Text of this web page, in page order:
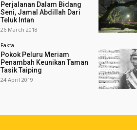
Perjalanan Dalam Bidang
Seni, Jamal Abdillah Dari
Teluk Intan
26 March 2018
Fakta
Pokok Peluru Meriam
Penambah Keunikan Taman
Tasik Taiping
24 April 2019